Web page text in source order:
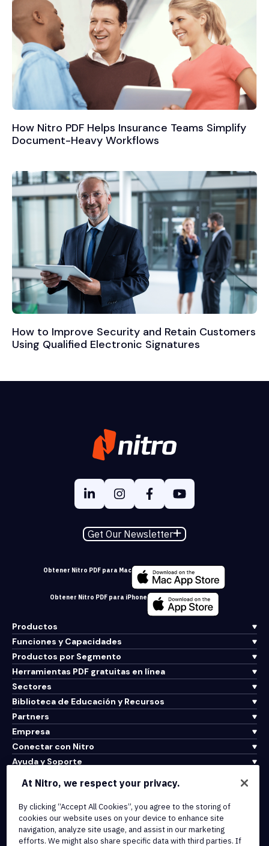
How Nitro PDF Helps Insurance Teams Simplify
Document-Heavy Workflows
How to Improve Security and Retain Customers
Using Qualified Electronic Signatures
Get Our Newsletter
Obtener Nitro PDF para Mac
Obtener Nitro PDF para iPhone
Productos
Funciones y Capacidades
Productos por Segmento
Herramientas PDF gratuitas en línea
Sectores
Biblioteca de Educación y Recursos
Partners
Empresa
Conectar con Nitro
Ayuda y Soporte
Terms of Service
Cookie Policy
Copyright Policy
At Nitro, we respect your privacy.
By clicking “Accept All Cookies”, you agree to the storing of
cookies our website uses on your device to enhance site
navigation, analyze site usage, and assist in our marketing
efforts. We might also share specific data with third parties. If